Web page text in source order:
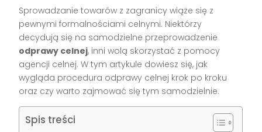
Sprowadzanie towarów z zagranicy wiąże się z
pewnymi formalnościami celnymi. Niektórzy
decydują się na samodzielne przeprowadzenie
odprawy celnej, inni wolą skorzystać z pomocy
agencji celnej. W tym artykule dowiesz się, jak
wygląda procedura odprawy celnej krok po kroku
oraz czy warto zajmować się tym samodzielnie.
Spis treści